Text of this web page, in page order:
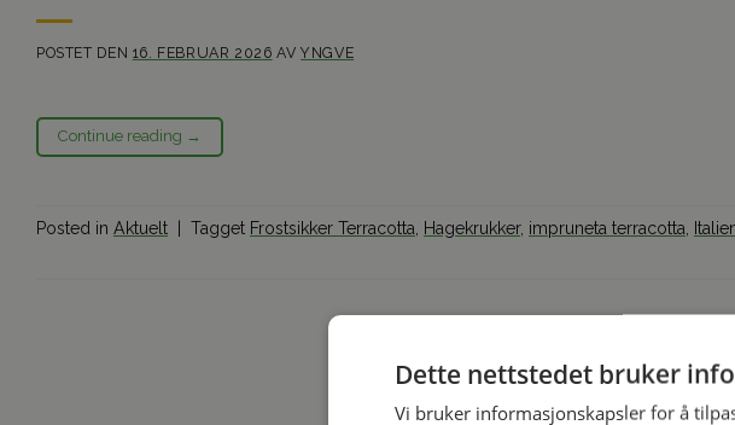
POSTET DEN 16. FEBRUAR 2026 AVYNGVE
Continue reading →
Posted in Aktuelt Tagget Frostsikker Terracotta Hagekrukker, impruneta terracotta
Dette nettstedet bruker
Vi bruker informasjonskapsler for å